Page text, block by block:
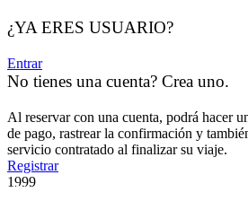
¿YA ERES USUARIO?
Entrar
No tienes una cuenta? Crea uno.
Al reservar con una cuenta, podrá hacer
de pago, rastrear la confirmación y
servicio contratado al finalizar su viaje.
Registrar
1999
¿Necesitas Ayuda?